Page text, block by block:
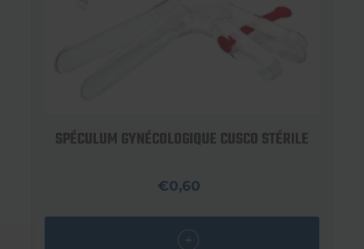
SPÉCULUM GYNÉCOLOGIQUE CUSCO STÉRILE
€0,60